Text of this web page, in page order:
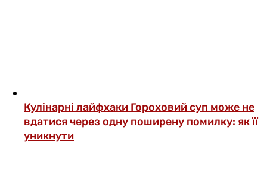
Кулінарні лайфхаки Гороховий суп може не
вдатися через одну поширену помилку: як її
уникнути